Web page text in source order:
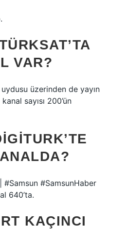
VAR?
üzerinden de yayın
sayısı 200’ün
#Samsun #SamsunHaber
640’ta.
KAÇINCI